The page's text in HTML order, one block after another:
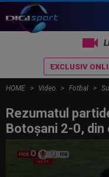
EXCLUSIV
HOME Video Fotbal
Rezumatul
Botoșani 2-0, din